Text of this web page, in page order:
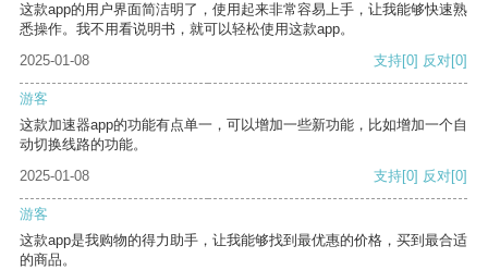
这款app的用户界面简洁明了，使用起来非常容易上手，让我能够快速熟
悉操作。我不用看说明书，就可以轻松使用这款app。
2025-01-08
支持[0] 反对[0]
游客
这款加速器app的功能有点单一，可以增加一些新功能，比如增加一个自
动切换线路的功能。
2025-01-08
支持[0] 反对[0]
游客
这款app是我购物的得力助手，让我能够找到最优惠的价格，买到最合适
的商品。